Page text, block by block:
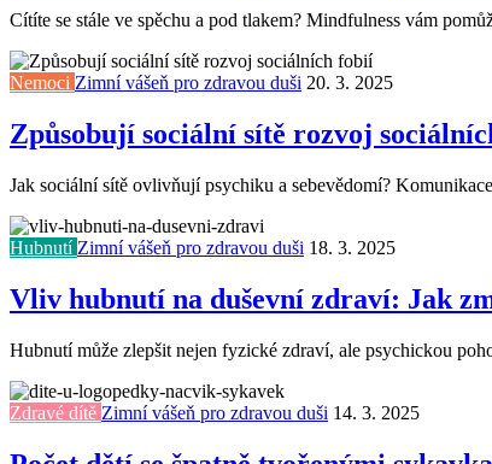
Cítíte se stále ve spěchu a pod tlakem? Mindfulness vám
Nemoci Zimní vášeň pro zdravou duši 20. 3. 2025
Způsobují sociální sítě rozvoj
Jak sociální sítě ovlivňují psychiku a sebevědomí?
Hubnutí Zimní vášeň pro zdravou duši 18. 3. 2025
Vliv hubnutí na duševní zdraví: Jak
Hubnutí může zlepšit nejen fyzické zdraví, ale psychickou
Zdravé dítě Zimní vášeň pro zdravou duši 14. 3. 2025